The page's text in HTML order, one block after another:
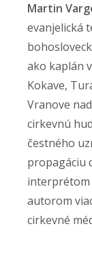
Martin
evanjelická
ako kaplán
Kokave,
Vranove
cirkevnú
čestného
propagáciu
interprétom
autorom
cirkevné